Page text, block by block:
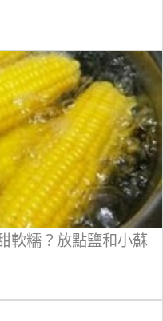
軟糯？放點鹽和小蘇